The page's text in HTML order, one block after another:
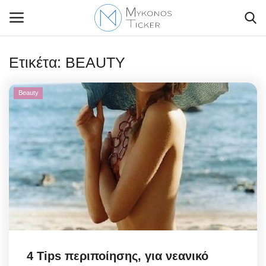
Contact Us
Politique
Business
Travel
World
Ετικέτα: BEAUTY
Beauty
4 Tips περιποίησης, για νεανικό